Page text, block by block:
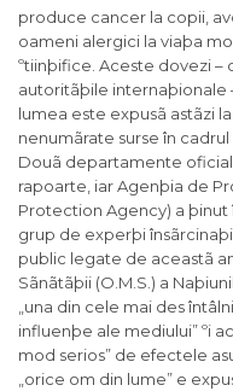
produce cancer la copii,
oameni alergici la viaþa
ºtiinþifice. Aceste dovezi –
autoritãþile internaþionale
lumea este expusã astãzi
nenumãrate surse în
Douã departamente
rapoarte, iar Agenþia de
Protection Agency) a þinut
grup de experþi
public legate de aceastã
Sãnãtãþii (O.M.S.) a
„una din cele mai des
influenþe ale mediului” ºi
mod serios” de efectele
„orice om din lume” e